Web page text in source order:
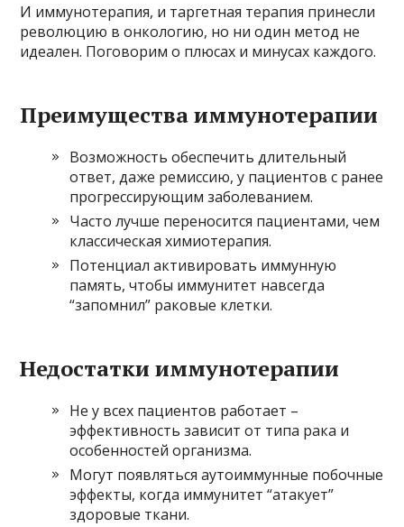
И иммунотерапия, и таргетная терапия принесли
революцию в онкологию, но ни один метод не
идеален. Поговорим о плюсах и минусах каждого.
Преимущества иммунотерапии
Возможность обеспечить длительный
ответ, даже ремиссию, у пациентов с ранее
прогрессирующим заболеванием.
Часто лучше переносится пациентами, чем
классическая химиотерапия.
Потенциал активировать иммунную
память, чтобы иммунитет навсегда
“запомнил” раковые клетки.
Недостатки иммунотерапии
Не у всех пациентов работает –
эффективность зависит от типа рака и
особенностей организма.
Могут появляться аутоиммунные побочные
эффекты, когда иммунитет “атакует”
здоровые ткани.